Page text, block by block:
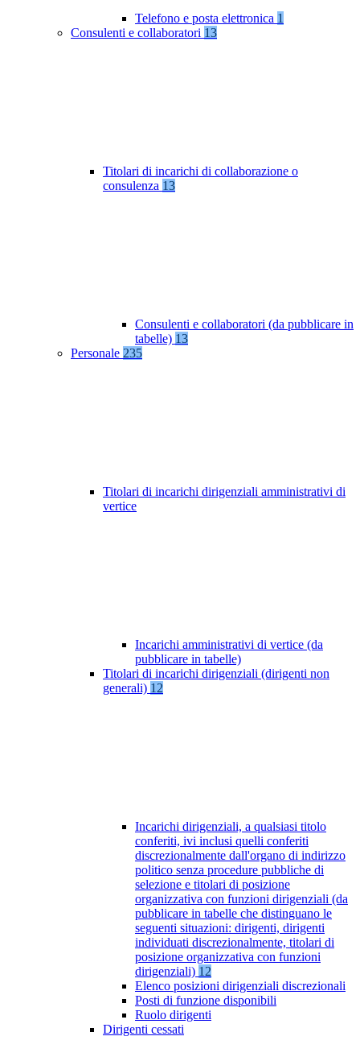
Telefono e posta elettronica 1
Consulenti e collaboratori 13
Titolari di incarichi di collaborazione o
consulenza 13
Consulenti e collaboratori (da pubblicare in
tabelle) 13
Personale 235
Titolari di incarichi dirigenziali amministrativi di
vertice
Incarichi amministrativi di vertice (da
pubblicare in tabelle)
Titolari di incarichi dirigenziali (dirigenti non
generali) 12
Incarichi dirigenziali, a qualsiasi titolo
conferiti, ivi inclusi quelli conferiti
discrezionalmente dall'organo di indirizzo
politico senza procedure pubbliche di
selezione e titolari di posizione
organizzativa con funzioni dirigenziali (da
pubblicare in tabelle che distinguano le
seguenti situazioni: dirigenti, dirigenti
individuati discrezionalmente, titolari di
posizione organizzativa con funzioni
dirigenziali) 12
Elenco posizioni dirigenziali discrezionali
Posti di funzione disponibili
Ruolo dirigenti
Dirigenti cessati